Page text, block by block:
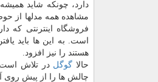
دارد، چونكه شاید
مشاهده همه مدلها از
فروشگاه اینترنتی كه
است. به این ها باید
هستند را نیز افزود.
حالا گوگل در تلاش است
چالش ها را از پیش روی